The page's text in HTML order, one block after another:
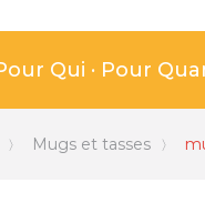
Qui · Pour
Mugs et tasses